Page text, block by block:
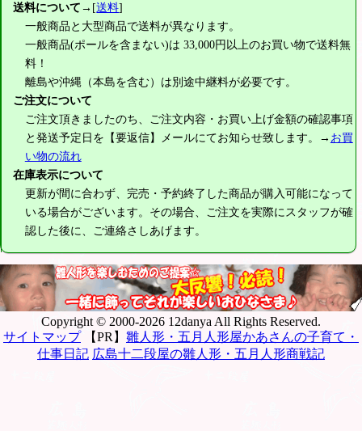
送料について→[送料]
一般商品と大型商品で送料が異なります。
一般商品(ポールを含まない)は 33,000円以上のお買い物で送料無
料！
離島や沖縄（本島を含む）は別途中継料が必要です。
ご注文について
ご注文頂きましたのち、ご注文内容・お買い上げ金額の確認事項
と発送予定日を【要返信】メールにてお知らせ致します。→ お買
い物の流れ
在庫表示について
更新が間に合わず、完売・予約終了した商品が購入可能になって
いる場合がございます。その場合、ご注文を実際にスタッフが確
認した後に、ご連絡さしあげます。
Copyright © 2000-2026 12danya All Rights Reserved.
サイトマップ
【PR】 雛人形・五月人形屋かあさんの子育て・
仕事日記 広島十二段屋の雛人形・五月人形商戦記